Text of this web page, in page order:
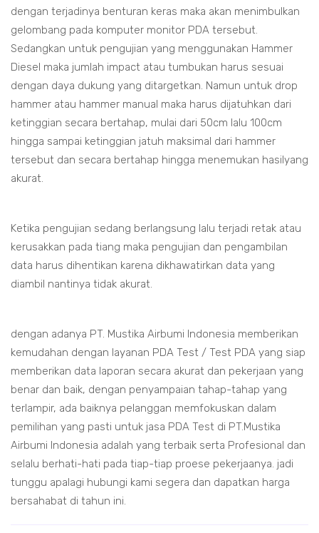
dengan terjadinya benturan keras maka akan menimbulkan
gelombang pada komputer monitor PDA tersebut.
Sedangkan untuk pengujian yang menggunakan Hammer
Diesel maka jumlah impact atau tumbukan harus sesuai
dengan daya dukung yang ditargetkan. Namun untuk drop
hammer atau hammer manual maka harus dijatuhkan dari
ketinggian secara bertahap, mulai dari 50cm lalu 100cm
hingga sampai ketinggian jatuh maksimal dari hammer
tersebut dan secara bertahap hingga menemukan hasilyang
akurat.
Ketika pengujian sedang berlangsung lalu terjadi retak atau
kerusakkan pada tiang maka pengujian dan pengambilan
data harus dihentikan karena dikhawatirkan data yang
diambil nantinya tidak akurat.
dengan adanya PT. Mustika Airbumi Indonesia memberikan
kemudahan dengan layanan PDA Test / Test PDA yang siap
memberikan data laporan secara akurat dan pekerjaan yang
benar dan baik, dengan penyampaian tahap-tahap yang
terlampir, ada baiknya pelanggan memfokuskan dalam
pemilihan yang pasti untuk jasa PDA Test di PT.Mustika
Airbumi Indonesia adalah yang terbaik serta Profesional dan
selalu berhati-hati pada tiap-tiap proese pekerjaanya. jadi
tunggu apalagi hubungi kami segera dan dapatkan harga
bersahabat di tahun ini.